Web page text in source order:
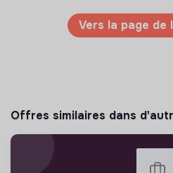
Vers la page de
Offres similaires dans